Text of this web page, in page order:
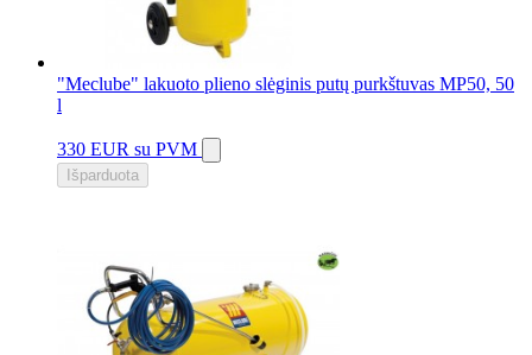
"Meclube" lakuoto plieno slėginis putų purkštuvas MP50, 50
l
330 EUR su PVM
Išparduota